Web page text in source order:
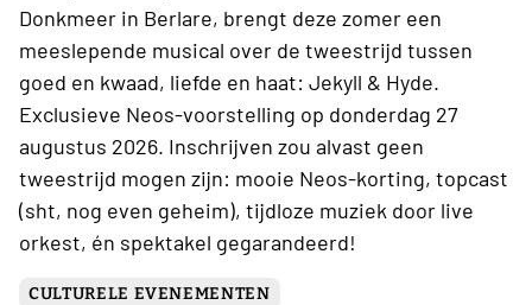
Donkmeer in Berlare, brengt deze zomer een
meeslepende musical over de tweestrijd tussen
goed en kwaad, liefde en haat: Jekyll & Hyde.
Exclusieve Neos-voorstelling op donderdag 27
augustus 2026. Inschrijven zou alvast geen
tweestrijd mogen zijn: mooie Neos-korting, topcast
(sht, nog even geheim), tijdloze muziek door live
orkest, én spektakel gegarandeerd!
CULTURELE EVENEMENTEN